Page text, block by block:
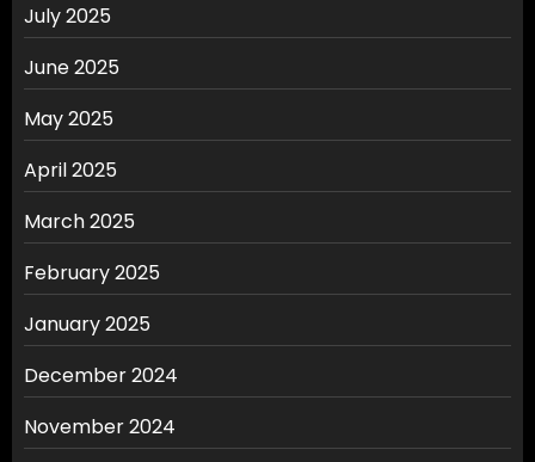
July 2025
June 2025
May 2025
April 2025
March 2025
February 2025
January 2025
December 2024
November 2024